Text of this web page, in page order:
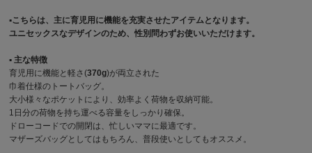
▪︎こちらは、主に育児用に機能を充実させたアイテムとなります。
ユニセックスなデザインのため、性別問わずお使いいただけます。
▪︎ 主な特徴
育児用に機能と軽さ(370g)が両立された
巾着仕様のトートバッグ。
大小様々なポケットにより、効率よく荷物を収納可能。
1日分の荷物を持ち運べる容量をしっかり確保。
ドローコードでの開閉は、忙しいママに最適です。
マザーズバッグとしてはもちろん、普段使いとしてもオススメ。